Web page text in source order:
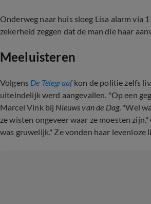
Onderweg naar huis sloeg Lisa alarm
zekerheid zeggen dat de man die haar
Meeluisteren
Volgens De Telegraafkon de politie zelfs
uiteindelijk werd aangevallen. "Op een
Marcel Vink bij Nieuws van de Dag. "Wel
ze wisten ongeveer waar ze moesten
was gruwelijk." Ze vonden haar